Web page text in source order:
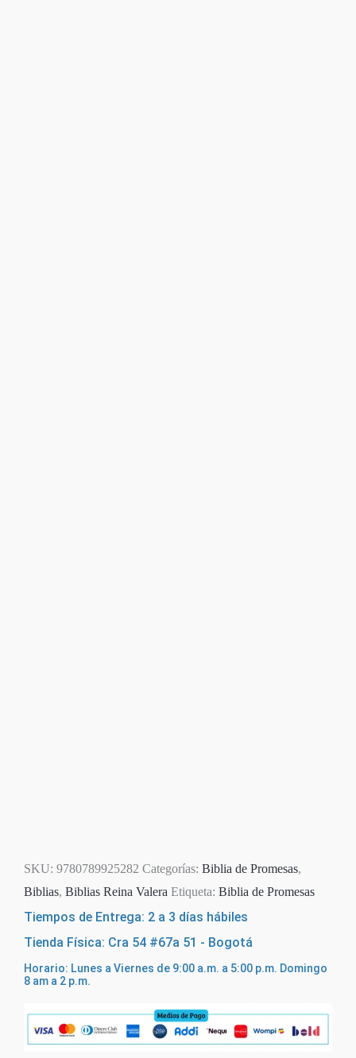
SKU: 9780789925282 Categorías: Biblia de Promesas,
Biblias, Biblias Reina Valera Etiqueta: Biblia de Promesas
Tiempos de Entrega: 2 a 3 días hábiles
Tienda Física: Cra 54 #67a 51 - Bogotá
Horario: Lunes a Viernes de 9:00 a.m. a 5:00 p.m. Domingo
8 am a 2 p.m.